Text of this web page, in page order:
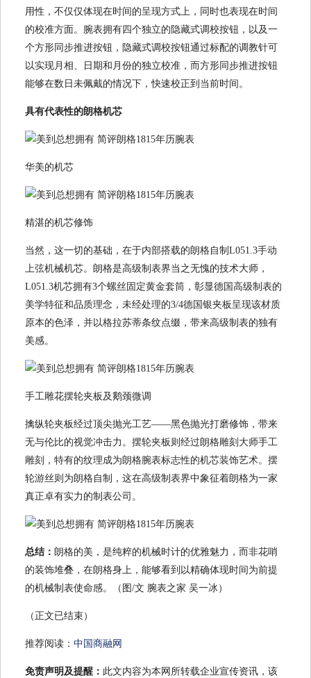
用性，不仅仅体现在时间的呈现方式上，同时也表现在时间
的校准方面。腕表拥有四个独立的隐藏式调校按钮，以及一
个方形同步推进按钮，隐藏式调校按钮通过标配的调教针可
以实现月相、日期和月份的独立校准，而方形同步推进按钮
能够在数日未佩戴的情况下，快速校正到当前时间。
具有代表性的朗格机芯
华美的机芯
精湛的机芯修饰
当然，这一切的基础，在于内部搭载的朗格自制L051.3手动
上弦机械机芯。朗格是高级制表界当之无愧的技术大师，
L051.3机芯拥有3个螺丝固定黄金套筒，彰显德国高级制表的
美学特征和品质理念，未经处理的3/4德国银夹板呈现该材质
原本的色泽，并以格拉苏蒂条纹点缀，带来高级制表的独有
美感。
手工雕花摆轮夹板及鹅颈微调
擒纵轮夹板经过顶尖抛光工艺——黑色抛光打磨修饰，带来
无与伦比的视觉冲击力。摆轮夹板则经过朗格雕刻大师手工
雕刻，特有的纹理成为朗格腕表标志性的机芯装饰艺术。摆
轮游丝则为朗格自制，这在高级制表界中象征着朗格为一家
真正卓有实力的制表公司。
总结： 朗格的美，是纯粹的机械时计的优雅魅力，而非花哨
的装饰堆叠，在朗格身上，能够看到以精确体现时间为前提
的机械制表使命感。（图/文 腕表之家 吴一冰）
（正文已结束）
推荐阅读： 中国商融网
免责声明及提醒： 此文内容为本网所转载企业宣传资讯，该